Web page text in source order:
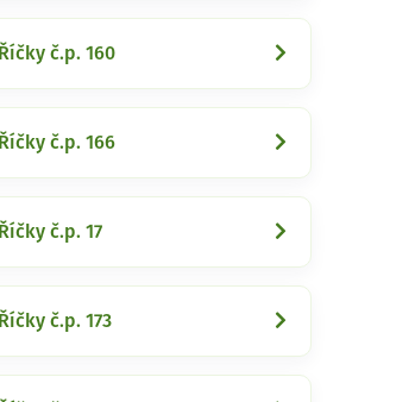
Říčky č.p. 160
Říčky č.p. 166
Říčky č.p. 17
Říčky č.p. 173